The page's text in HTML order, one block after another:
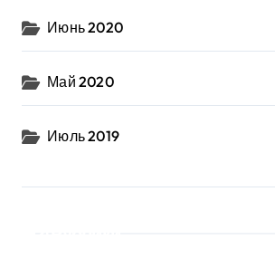
Июнь 2020
Май 2020
Июль 2019